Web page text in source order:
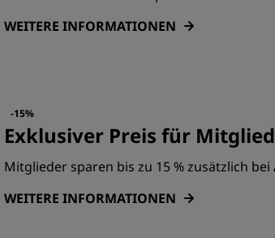
WEITERE INFORMATIONEN
-15%
Exklusiver Preis für
Mitglieder sparen bis zu 15 % zusätzlich
WEITERE INFORMATIONEN